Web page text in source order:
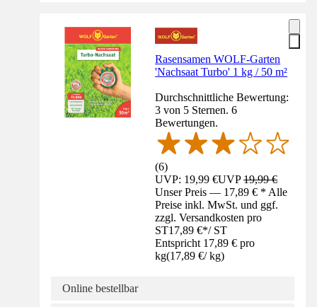
Rasensamen WOLF-Garten
'Nachsaat Turbo' 1 kg / 50 m²
Durchschnittliche Bewertung:
3 von 5 Sternen. 6
Bewertungen.
(6)
UVP: 19,99 €UVP19,99 €
Unser Preis — 17,89 € * Alle
Preise inkl. MwSt. und ggf.
zzgl. Versandkosten pro
ST17,89 €*/ ST
Entspricht 17,89 € pro
kg(17,89 €/ kg)
Online bestellbar